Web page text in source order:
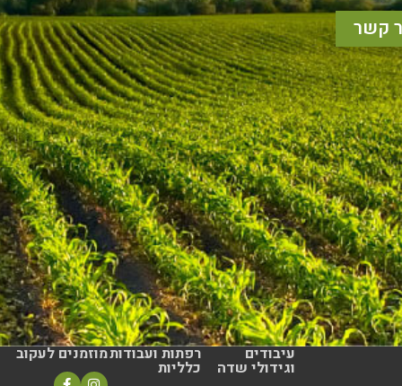
קשר
עיבודים
וגידולי שדה
רפתות ועבודות
כלליות
מוזמנים לעקוב